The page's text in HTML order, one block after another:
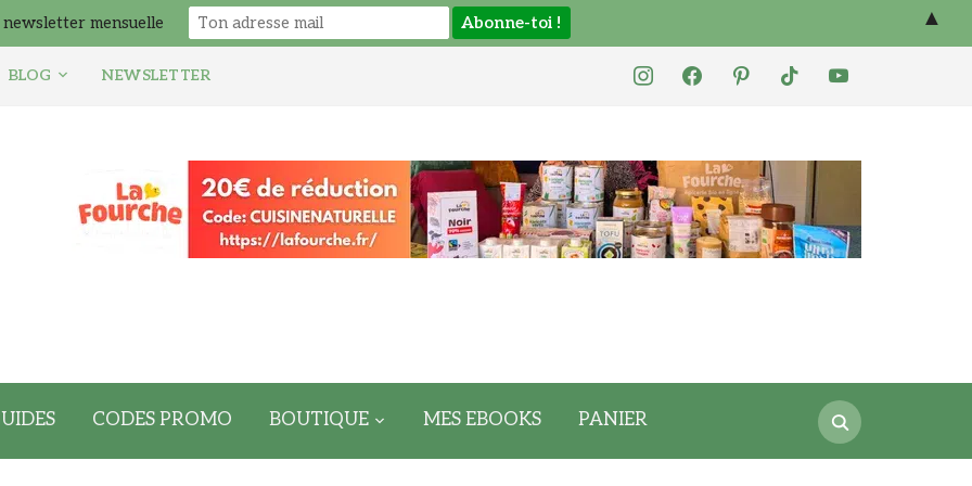
instagramfacebookpinteresttiktok youtube
BLOG NEWSLETTER
Search
for:
CODES PROMO BOUTIQUE MES EBOOKS PANIER
newsletter mensuelle ▲